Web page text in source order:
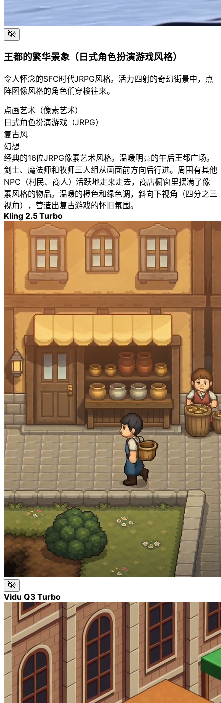
王都的繁华景象（日式角色扮演游戏风格）
令人怀念的SFC时代JRPG风格。活力四射的奇幻街景中，点
阵图像风格的角色们穿梭往来。
点画艺术（像素艺术）
日式角色扮演游戏（JRPG）
复古风
幻想
经典的16位JRPG像素艺术风格。温暖明亮的午后王都广场。
剑士、魔法师和牧师三人组从画面前方向后行进。周围有其他
NPC（村民、商人）活跃地走来走去，商店橱窗里摆满了像
素风格的物品。温暖的橙色和绿色调，斜向下视角（四分之三
视角），营造出复古游戏的怀旧氛围。
Kling 2.5 Turbo
Vidu Q3 Turbo